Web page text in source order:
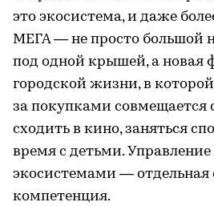
это экосистема, и даже
МЕГА — не просто большой
под одной крышей, а новая
городской жизни, в
за покупками совмещается
сходить в кино, заняться
время с детьми.
экосистемами — отдельная
компетенция.